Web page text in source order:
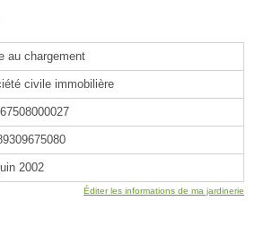
au chargement
civile immobilière
2002
Éditer les informations de ma jardinerie